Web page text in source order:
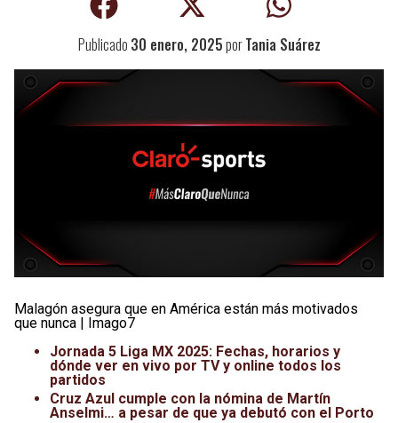
Publicado 30 enero, 2025porTania Suárez
Malagón asegura que en América están más motivados
que nunca | Imago7
Jornada 5 Liga MX 2025: Fechas, horarios y
dónde ver en vivo por TV y online todos los
partidos
Cruz Azul cumple con la nómina de Martín
Anselmi… a pesar de que ya debutó con el Porto